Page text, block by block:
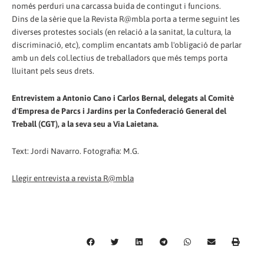
només perduri una carcassa buida de contingut i funcions.
Dins de la sèrie que la Revista R@mbla porta a terme seguint les
diverses protestes socials (en relació a la sanitat, la cultura, la
discriminació, etc), complim encantats amb l'obligació de parlar
amb un dels col.lectius de treballadors que més temps porta
lluitant pels seus drets.
Entrevistem a Antonio Cano i Carlos Bernal, delegats al Comitè
d'Empresa de Parcs i Jardins per la Confederació General del
Treball (CGT), a la seva seu a Via Laietana.
Text: Jordi Navarro. Fotografia: M.G.
Llegir entrevista a revista R@mbla